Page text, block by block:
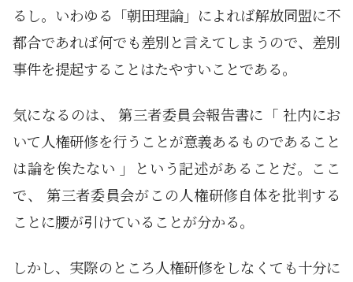
るし。いわゆる「朝田理論」によれば解放同盟に不
都合であれば何でも差別と言えてしまうので、差別
事件を提起することはたやすいことである。
気になるのは、 第三者委員会報告書に「 社内にお
いて人権研修を行うことが意義あるものであること
は論を俟たない 」という記述があることだ。ここ
で、 第三者委員会がこの人権研修自体を批判する
ことに腰が引けていることが分かる。
しかし、実際のところ人権研修をしなくても十分に